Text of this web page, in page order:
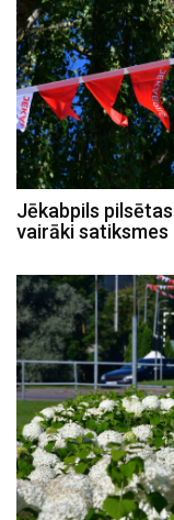
Jēkabpils
vairāki satiksmes